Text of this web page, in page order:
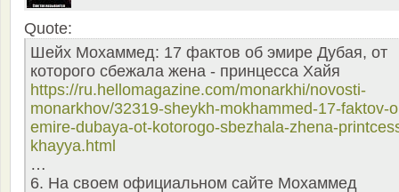
Quote:
Шейх Мохаммед: 17 фактов об эмире Дубая, от
которого сбежала жена - принцесса Хайя
https://ru.hellomagazine.com/monarkhi/novosti-
monarkhov/32319-sheykh-mokhammed-17-faktov-
emire-dubaya-ot-kotorogo-sbezhala-zhena-
khayya.html
…
6. На своем официальном сайте Мохаммед